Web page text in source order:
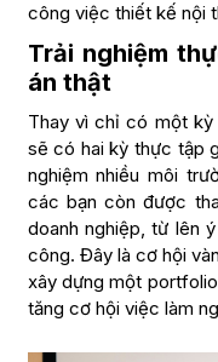
công việc thiết kế nội
Trải nghiệm
án thật
Thay vì chỉ có một kỳ
sẽ có hai kỳ thực tập
nghiệm nhiều môi
các bạn còn được
doanh nghiệp, từ lên
công. Đây là cơ hội
xây dựng một
tăng cơ hội việc làm